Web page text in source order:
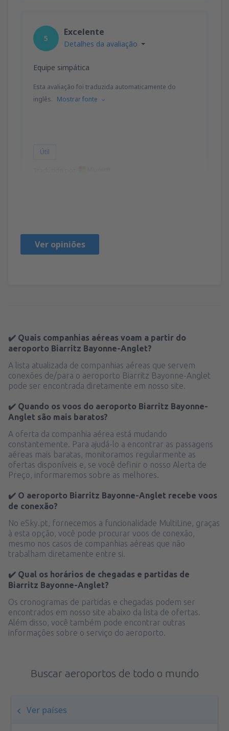
5
Excelente
Detalhes da avaliação
Equipe simpática
Esta avaliação foi traduzida automaticamente do
inglês. Mostrar fonte
Útil
Ver opiniões
✔️ Quais companhias aéreas voam a partir do
aeroporto Biarritz Bayonne-Anglet?
A lista atualizada de companhias aéreas que servem
conexões de/para o aeroporto Biarritz Bayonne-Anglet
pode ser encontrada diretamente em nosso site.
✔️ Quando os voos do aeroporto Biarritz Bayonne-
Anglet são mais baratos?
A oferta da companhia aérea está mudando
constantemente. Para ajudá-lo a encontrar as passagens
aéreas mais baratas, monitoramos regularmente as
ofertas disponíveis e, se você definir o nosso Alerta de
Preço, informaremos sobre as melhores.
✔️ O aeroporto Biarritz Bayonne-Anglet recebe voos
de conexão?
No eSky.pt, fornecemos a funcionalidade MultiLine, graças
à esta opção, você pode procurar voos de conexão,
mesmo nos casos de companhias aéreas que não
trabalham diretamente entre si.
✔️ Qual os horários de chegadas e partidas de
Biarritz Bayonne-Anglet?
Os cronogramas de partidas e chegadas podem ser
encontrados em nosso site abaixo da lista de ofertas.
Além disso, você também pode encontrar outras
informações sobre o serviço do aeroporto.
Buscar aeroportos de todo o mundo
Ver países